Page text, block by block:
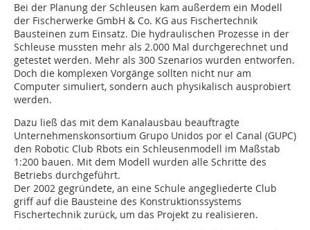
Bei der Planung der Schleusen kam außerdem ein Modell
der Fischerwerke GmbH & Co. KG aus Fischertechnik
Bausteinen zum Einsatz. Die hydraulischen Prozesse in der
Schleuse mussten mehr als 2.000 Mal durchgerechnet und
getestet werden. Mehr als 300 Szenarios wurden entworfen.
Doch die komplexen Vorgänge sollten nicht nur am
Computer simuliert, sondern auch physikalisch ausprobiert
werden.
Dazu ließ das mit dem Kanalausbau beauftragte
Unternehmenskonsortium Grupo Unidos por el Canal (GUPC)
den Robotic Club Rbots ein Schleusenmodell im Maßstab
1:200 bauen. Mit dem Modell wurden alle Schritte des
Betriebs durchgeführt.
Der 2002 gegründete, an eine Schule angegliederte Club
griff auf die Bausteine des Konstruktionssystems
Fischertechnik zurück, um das Projekt zu realisieren.